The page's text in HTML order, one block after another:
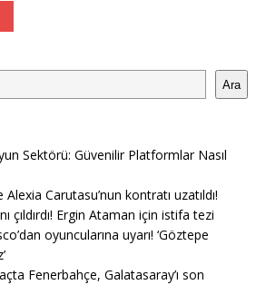
Ara
Sektörü: Güvenilir Platformlar Nasıl
Carutasu’nun kontratı uzatıldı!
çıldırdı! Ergin Ataman için istifa tezi
oyuncularına uyarı! ‘Göztepe
Fenerbahçe, Galatasaray’ı son